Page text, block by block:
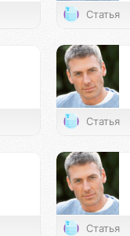
Статья
Статья
Статья